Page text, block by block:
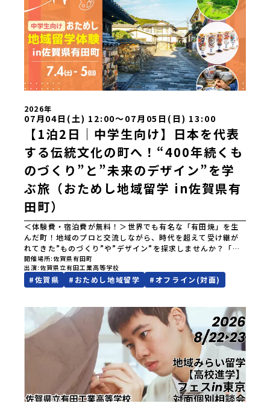
2026年
07月04日(土) 12:00〜07月05日(日) 13:00
【1泊2日｜中学生向け】日本を代表
する伝統文化の町へ！“400年続くも
のづくり”と”未来のデザイン”を学
ぶ旅（おためし地域留学 in佐賀県有
田町）
＜体験費・宿泊費が無料！＞世界でも有名な「有田焼」を生
んだ町！地域のプロと交流しながら、時代を超えて受け継が
れてきた”ものづくり”や”デザイン”を探求しませんか？「地
元以外の暮らしや文化が気になる。いつか留学してみた
い！」「豊かな自然と伝統文化、町並みに興味がある！」
「ものづくりやきれいなデザインが好き！」そんな中学生の
「地域みらい留学」をプチ体験できるプログラムです。はじ
めてのひとり旅でも安心！現地でもスタッフがしっかりとサ
ポートいたします。今回のフィールドは「佐賀県有田町（あ
りたちょう）」佐賀県の西部にある有田町は、江戸時代から
400年以上続く「窯業（ようぎょう）」の町。 窯（かま）で
粘土を焼いてつくるものづくりが、この町の文化として今も
受け継がれています。世界でも知られる「有田焼」は、この
窯業の中から生まれました。長い歴史の中で積み重ねられて
きた技術や工夫、そして“つくる人の想い”が、この町には残
開催場所 佐賀県有田町
出演 佐賀県立有田工業高等学校
#佐賀県 # おためし地域留学 #オフライン(対面)